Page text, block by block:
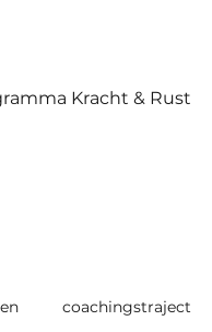
Kracht & Rust
coachingstraject